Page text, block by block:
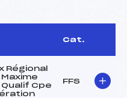
Cat.
Régional
Cpe
FFS